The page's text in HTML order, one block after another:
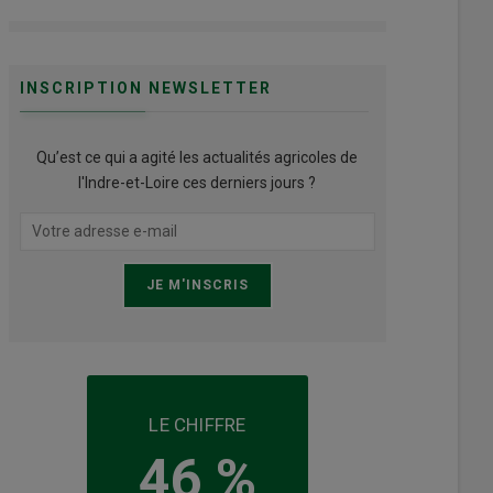
INSCRIPTION NEWSLETTER
Qu’est ce qui a agité les actualités agricoles de
l'Indre-et-Loire ces derniers jours ?
LE CHIFFRE
46 %